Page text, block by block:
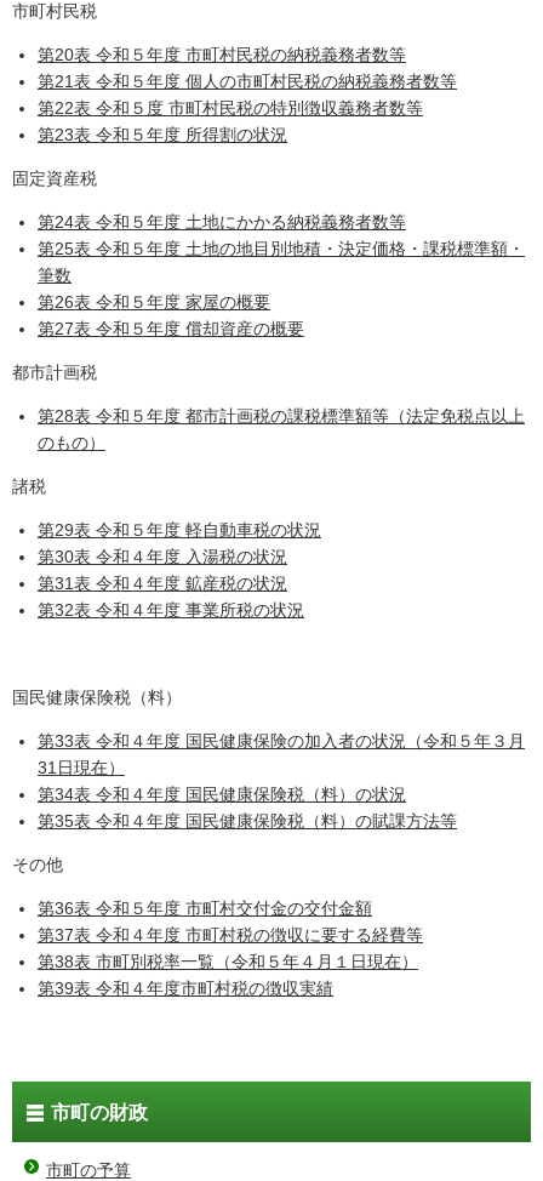
市町村民税
第20表 令和５年度 市町村民税の納税義務者数等
第21表 令和５年度 個人の市町村民税の納税義務者数等
第22表 令和５度 市町村民税の特別徴収義務者数等
第23表 令和５年度 所得割の状況
固定資産税
第24表 令和５年度 土地にかかる納税義務者数等
第25表 令和５年度 土地の地目別地積・決定価格・課税標準額・
筆数
第26表 令和５年度 家屋の概要
第27表 令和５年度 償却資産の概要
都市計画税
第28表 令和５年度 都市計画税の課税標準額等（法定免税点以上
のもの）
諸税
第29表 令和５年度 軽自動車税の状況
第30表 令和４年度 入湯税の状況
第31表 令和４年度 鉱産税の状況
第32表 令和４年度 事業所税の状況
国民健康保険税（料）
第33表 令和４年度 国民健康保険の加入者の状況（令和５年３月
31日現在）
第34表 令和４年度 国民健康保険税（料）の状況
第35表 令和４年度 国民健康保険税（料）の賦課方法等
その他
第36表 令和５年度 市町村交付金の交付金額
第37表 令和４年度 市町村税の徴収に要する経費等
第38表 市町別税率一覧（令和５年４月１日現在）
第39表 令和４年度市町村税の徴収実績
市町の財政
市町の予算